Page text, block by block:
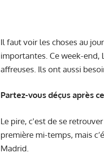
Il faut voir les choses au
importantes. Ce week-end,
affreuses. Ils ont aussi
Partez-vous déçus après
Le pire, c'est de se
première mi-temps, mais
Madrid.